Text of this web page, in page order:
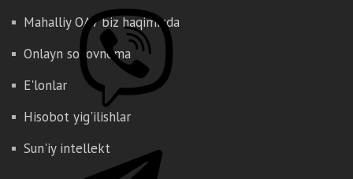
Mahalliy OAV biz haqimizda
Onlayn so'rovnoma
E'lonlar
Hisobot yig'ilishlar
Sun'iy intellekt